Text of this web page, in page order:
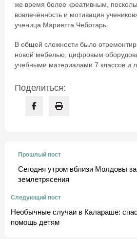
же время более креативным,
вовлечённость и мотивация
ученица Мариетта Чеботарь.
В общей сложности было
новой мебелью, цифровым
учебными материалами 7 классов и
Поделиться:
Прошлый пост
Сегодня утром вблизи Молдовы
землетрясения
Следующий пост
Необычные случаи в Калараше:
помощь детям